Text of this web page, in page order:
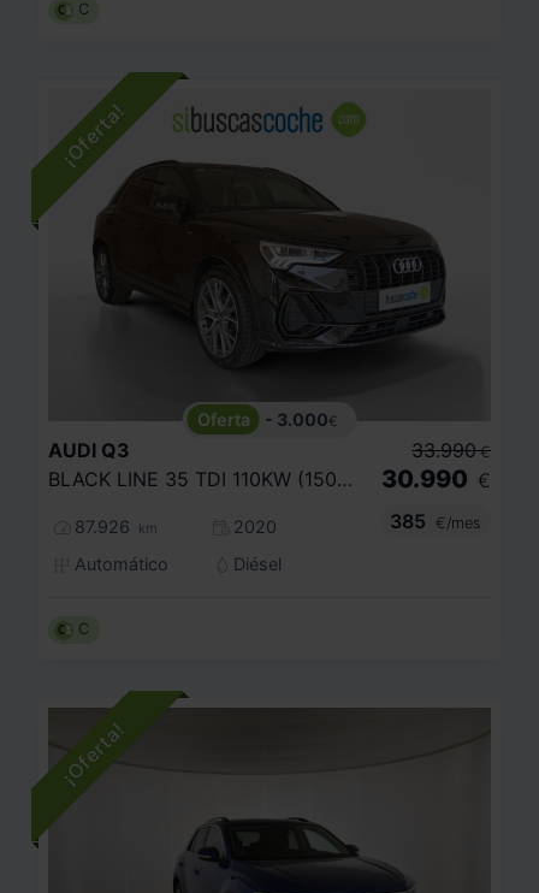
C
- 3.000€
AUDI Q3
BLACK LINE 35 TDI 110KW (150CV) S TRONIC
87.926 km
2020
Automático
Diésel
33.990 €
30.990 €
385
€/mes
C